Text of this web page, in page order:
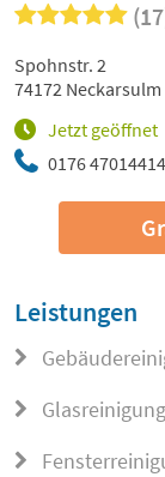
0176 47014414
Jetzt geöffnet
Spohnstr. 2
74172 Neckarsulm
Leistungen
Glasreinigung